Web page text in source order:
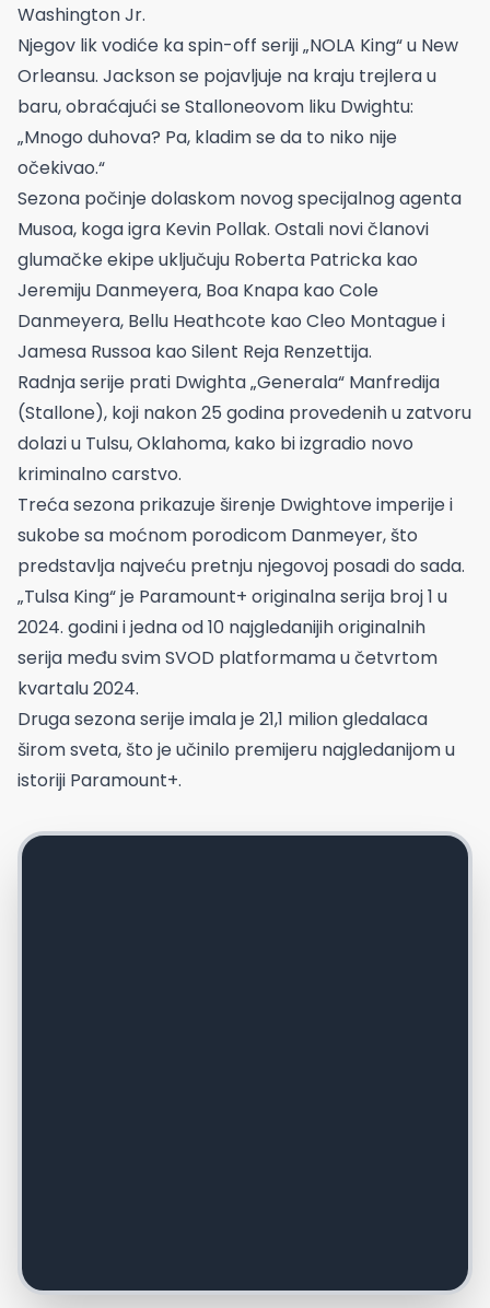
Washington Jr.
Njegov lik vodiće ka spin-off seriji „NOLA King“ u New
Orleansu. Jackson se pojavljuje na kraju trejlera u
baru, obraćajući se Stalloneovom liku Dwightu:
„Mnogo duhova? Pa, kladim se da to niko nije
očekivao.“
Sezona počinje dolaskom novog specijalnog agenta
Musoa, koga igra Kevin Pollak. Ostali novi članovi
glumačke ekipe uključuju Roberta Patricka kao
Jeremiju Danmeyera, Boa Knapa kao Cole
Danmeyera, Bellu Heathcote kao Cleo Montague i
Jamesa Russoa kao Silent Reja Renzettija.
Radnja serije prati Dwighta „Generala“ Manfredija
(Stallone), koji nakon 25 godina provedenih u zatvoru
dolazi u Tulsu, Oklahoma, kako bi izgradio novo
kriminalno carstvo.
Treća sezona prikazuje širenje Dwightove imperije i
sukobe sa moćnom porodicom Danmeyer, što
predstavlja najveću pretnju njegovoj posadi do sada.
„Tulsa King“ je Paramount+ originalna serija broj 1 u
2024. godini i jedna od 10 najgledanijih originalnih
serija među svim SVOD platformama u četvrtom
kvartalu 2024.
Druga sezona serije imala je 21,1 milion gledalaca
širom sveta, što je učinilo premijeru najgledanijom u
istoriji Paramount+.